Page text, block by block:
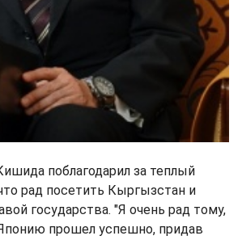
поблагодарил за теплый
рад посетить Кыргызстан и
государства. "Я очень рад тому,
прошел успешно, придав